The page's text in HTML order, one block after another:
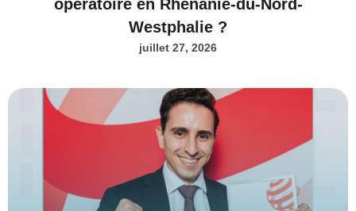
opératoire en Rhénanie-du-Nord-
Westphalie ?
juillet 27, 2026